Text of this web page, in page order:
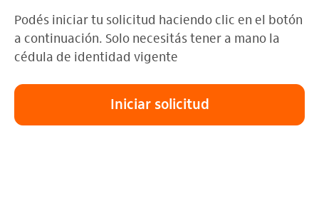
Podés iniciar tu solicitud haciendo clic en el botón
a continuación. Solo necesitás tener a mano la
cédula de identidad vigente
Iniciar solicitud